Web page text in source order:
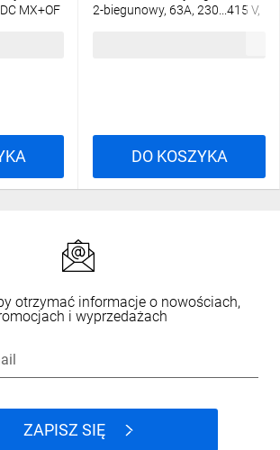
MX+OF
2-biegunowy, 63A, 230...415 V,
DO KOSZYKA
otrzymać informacje o nowościach,
i wyprzedażach
ZAPISZ SIĘ